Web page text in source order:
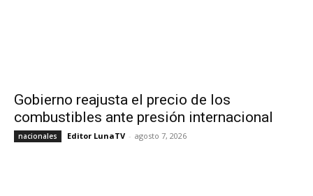
Gobierno reajusta el precio de los
combustibles ante presión internacional
nacionales Editor LunaTV - agosto 7, 2026